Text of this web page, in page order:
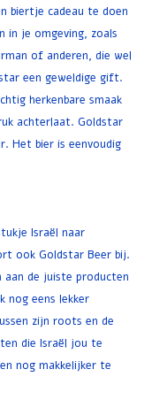
biertje cadeau te doen
in je omgeving, zoals
of anderen, die wel
een geweldige gift.
herkenbare smaak
achterlaat. Goldstar
Het bier is eenvoudig
Israël naar
ook Goldstar Beer bij.
aan de juiste producten
nog eens lekker
zijn roots en de
die Israël jou te
nog makkelijker te